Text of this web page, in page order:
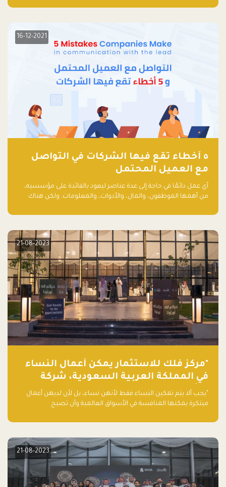
مشاركاً من أبرز صناديق رأس المال الجريء وممثلي المؤسسات
16-12-2021
٥ أخطاء تقع فيها الشركات في التواصل
مع العميل المحتمل
أي عمل دائمًا في حاجة إلى عدة عناصر ليعود بالفائدة على مؤسسيه،
من أهمها الموظفون، والمال، والأدوات، والمعلومات. ولكن هناك
أساسه ذلك العمل.
21-08-2023
"مركز فلك للاستثمار يمكّن أعمال النساء
في المملكة العربية السعودية، شركة
ناشئة تلو الأخرى."
"يجب ألا يتم تمكين النساء فقط لأنهن نساء، بل لأن لديهن أعمال
مبتكرة يمكنها المنافسة في الأسواق العالمية وأن تصبح
21-08-2023